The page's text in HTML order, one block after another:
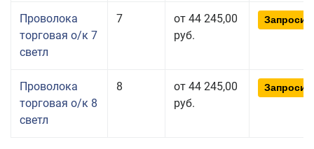
Проволока
торговая о/к 7
светл
7
от 44 245,00
руб.
Проволока
торговая о/к 8
светл
8
от 44 245,00
руб.